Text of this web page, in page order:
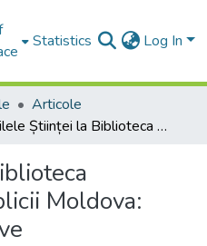
Statistics Log In
Articole
Zilele Științei la Biblioteca Națională a Republicii Moldova: experiențe inovative
Moldova: